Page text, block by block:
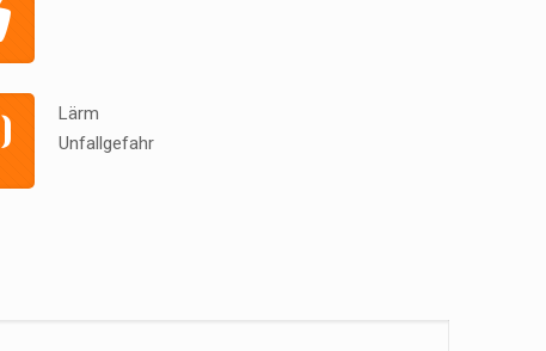
Lärm
Unfallgefahr